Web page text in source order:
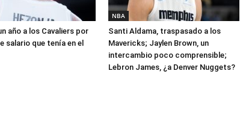
año a los Cavaliers por
salario que tenía en el
NBA
Santi Aldama, traspasado a los
Mavericks; Jaylen Brown, un
intercambio poco comprensible;
Lebron James, ¿a Denver Nuggets?